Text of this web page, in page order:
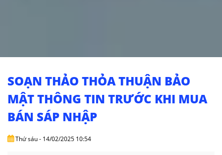
DỊCH
VĂN
SOẠN THẢO THỎA THUẬN BẢO
MẬT THÔNG TIN TRƯỚC KHI MUA
BÁN SÁP NHẬP
Thứ sáu - 14/02/2025 10:54